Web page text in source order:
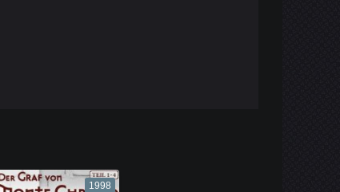
1998